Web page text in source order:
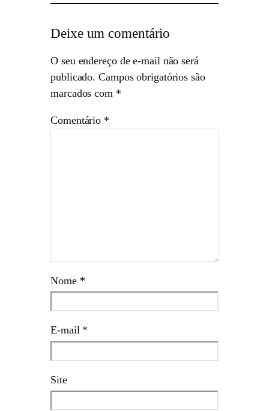
Deixe um comentário
O seu endereço de e-mail não será
publicado. Campos obrigatórios são
marcados com *
Comentário *
Nome *
E-mail *
Site